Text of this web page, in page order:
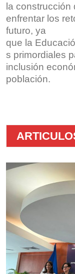
la
enfrentar los
futuro, ya
que la
s primordiales
inclusión
población.